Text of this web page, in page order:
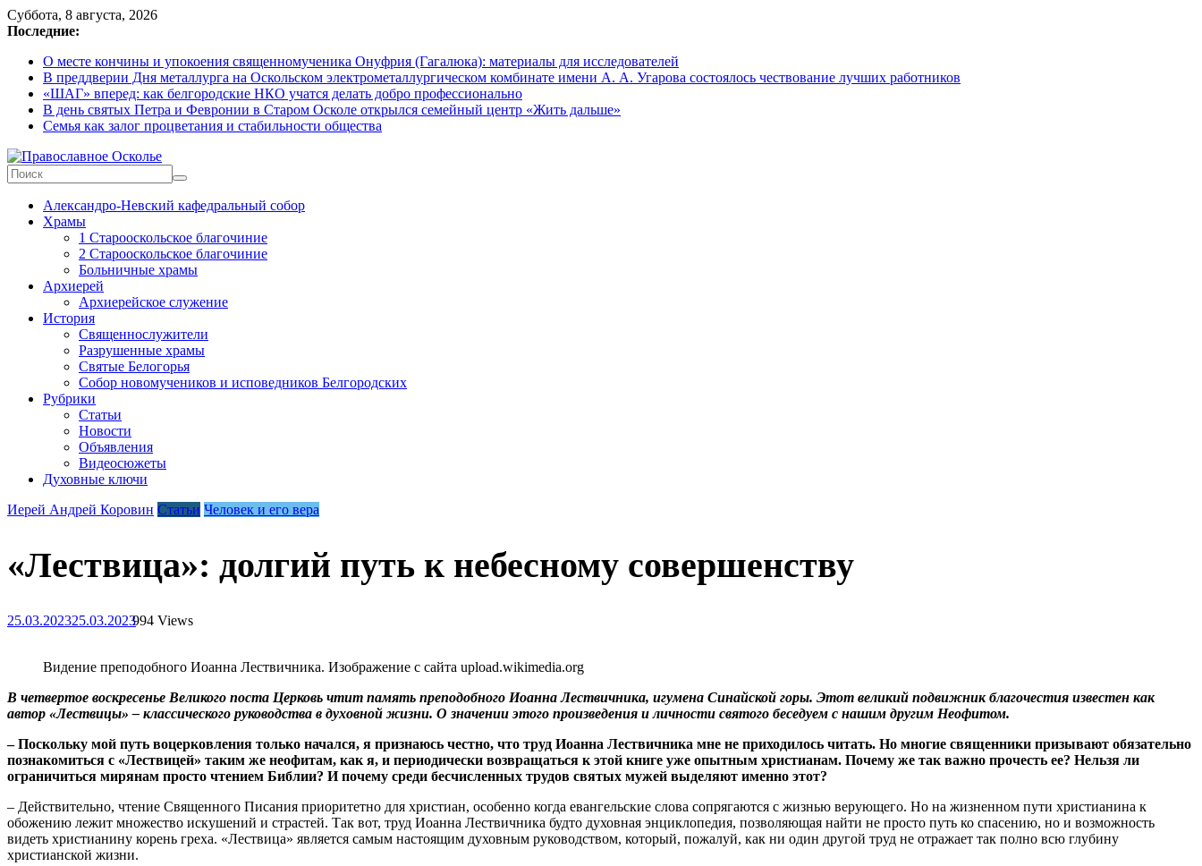
Skip
to
Суббота, 8 августа, 2026
Последние:
О месте кончины и упокоения священномученика Онуфрия (Гагалюка): материалы для исследователей
В преддверии Дня металлурга на Оскольском электрометаллургическом комбинате имени А. А. Угарова состоялось чествование лучших работников
«ШАГ» вперед: как белгородские НКО учатся делать добро профессионально
В день святых Петра и Февронии в Старом Осколе открылся семейный центр «Жить дальше»
Семья как залог процветания и стабильности общества
Православное
Осколье
Информационный
митрополичий
Александро-Невский кафедральный собор
Храмы
1 Старооскольское благочиние
2 Старооскольское благочиние
Больничные храмы
Архиерей
Архиерейское служение
История
Священнослужители
Разрушенные храмы
Святые Белогорья
Собор новомучеников и исповедников Белгородских
Рубрики
Статьи
Новости
Объявления
Видеосюжеты
Духовные ключи
Иерей Андрей Коровин Статьи Человек и его вера
«Лествица»: долгий путь к небесному совершенству
25.03.202325.03.2023994 Views
Видение преподобного Иоанна Лествичника. Изображение с сайта upload.wikimedia.org
В четвертое воскресенье Великого поста Церковь чтит память преподобного Иоанна Лествичника, игумена Синайской горы. Этот великий подвижник благочестия известен как
автор «Лествицы» – классического руководства в духовной жизни. О значении этого произведения и личности святого беседуем с нашим другим Неофитом.
– Поскольку мой путь воцерковления только начался, я признаюсь честно, что труд Иоанна Лествичника мне не приходилось читать. Но многие священники призывают обязательно
познакомиться с «Лествицей» таким же неофитам, как я, и периодически возвращаться к этой книге уже опытным христианам. Почему же так важно прочесть ее? Нельзя ли
ограничиться мирянам просто чтением Библии? И почему среди бесчисленных трудов святых мужей выделяют именно этот?
– Действительно, чтение Священного Писания приоритетно для христиан, особенно когда евангельские слова сопрягаются с жизнью верующего. Но на жизненном пути христианина к
обожению лежит множество искушений и страстей. Так вот, труд Иоанна Лествичника будто духовная энциклопедия, позволяющая найти не просто путь ко спасению, но и возможность
видеть христианину корень греха. «Лествица» является самым настоящим духовным руководством, который, пожалуй, как ни один другой труд не отражает так полно всю глубину
христианской жизни.